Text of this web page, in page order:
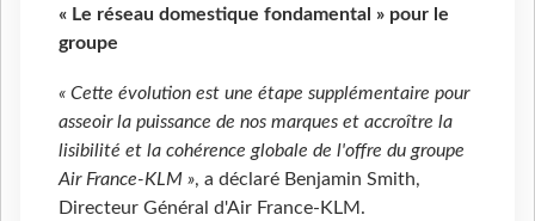
« Le réseau domestique fondamental » pour le
groupe
« Cette évolution est une étape supplémentaire pour
asseoir la puissance de nos marques et accroître la
lisibilité et la cohérence globale de l'offre du groupe
Air France-KLM », a déclaré Benjamin Smith,
Directeur Général d'Air France-KLM.